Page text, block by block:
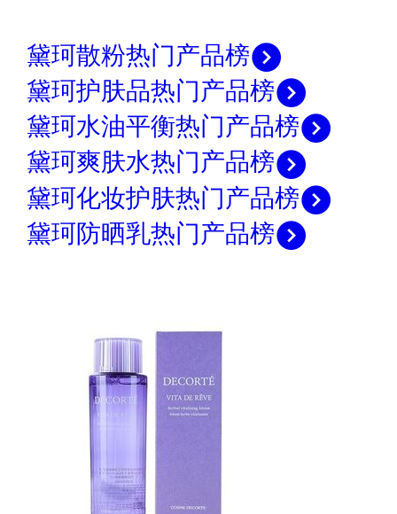
黛珂散粉热门产品榜
黛珂护肤品热门产品榜
黛珂水油平衡热门产品榜
黛珂爽肤水热门产品榜
黛珂化妆护肤热门产品榜
黛珂防晒乳热门产品榜